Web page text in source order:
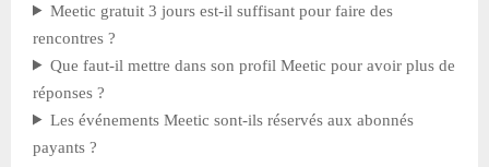
Meetic gratuit 3 jours est-il suffisant pour faire des
rencontres ?
Que faut-il mettre dans son profil Meetic pour avoir plus de
réponses ?
Les événements Meetic sont-ils réservés aux abonnés
payants ?